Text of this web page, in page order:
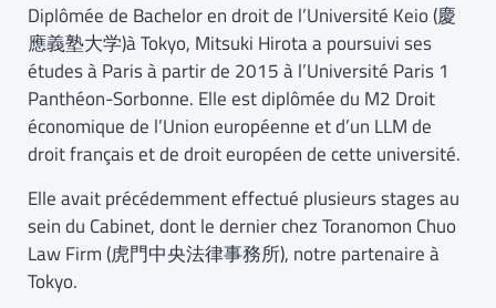
Diplômée de Bachelor en droit de l’Université Keio (慶
應義塾大学)à Tokyo, Mitsuki Hirota a poursuivi ses
études à Paris à partir de 2015 à l’Université Paris 1
Panthéon-Sorbonne. Elle est diplômée du M2 Droit
économique de l’Union européenne et d’un LLM de
droit français et de droit européen de cette université.
Elle avait précédemment effectué plusieurs stages au
sein du Cabinet, dont le dernier chez Toranomon Chuo
Law Firm (虎門中央法律事務所), notre partenaire à
Tokyo.